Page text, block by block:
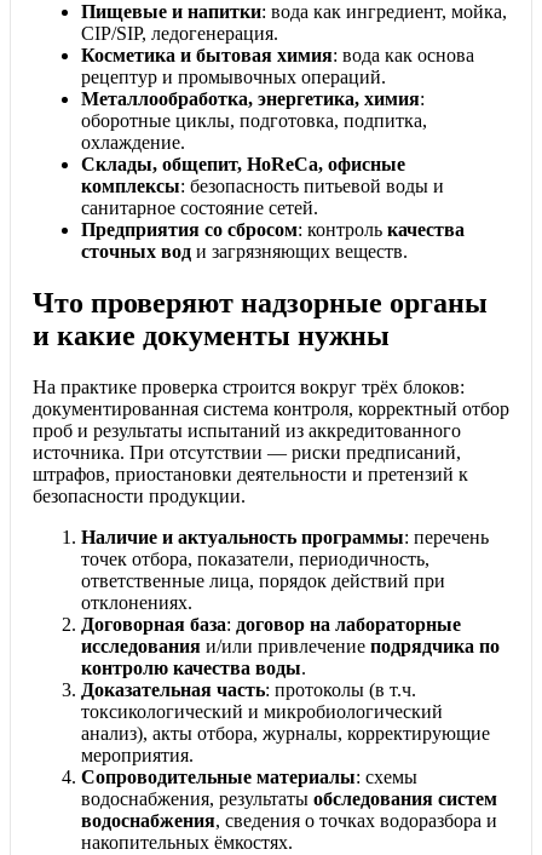
Пищевые и напитки: вода как ингредиент, мойка,
CIP/SIP, ледогенерация.
Косметика и бытовая химия: вода как основа
рецептур и промывочных операций.
Металлообработка, энергетика, химия:
оборотные циклы, подготовка, подпитка,
охлаждение.
Склады, общепит, HoReCa, офисные
комплексы: безопасность питьевой воды и
санитарное состояние сетей.
Предприятия со сбросом: контроль качества
сточных вод и загрязняющих веществ.
Что проверяют надзорные органы
и какие документы нужны
На практике проверка строится вокруг трёх блоков:
документированная система контроля, корректный отбор
проб и результаты испытаний из аккредитованного
источника. При отсутствии — риски предписаний,
штрафов, приостановки деятельности и претензий к
безопасности продукции.
Наличие и актуальность программы: перечень
точек отбора, показатели, периодичность,
ответственные лица, порядок действий при
отклонениях.
Договорная база: договор на лабораторные
исследования и/или привлечение подрядчика по
контролю качества воды.
Доказательная часть: протоколы (в т.ч.
токсикологический и микробиологический
анализ), акты отбора, журналы, корректирующие
мероприятия.
Сопроводительные материалы: схемы
водоснабжения, результаты обследования систем
водоснабжения, сведения о точках водоразбора и
накопительных ёмкостях.